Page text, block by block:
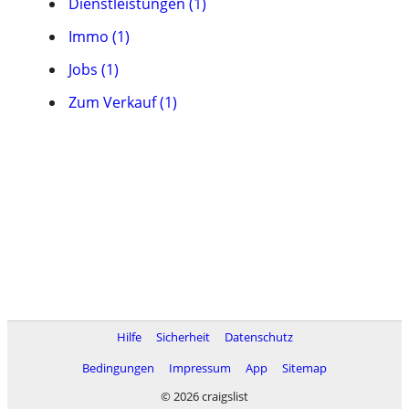
Immo (1)
Jobs (1)
Zum Verkauf (1)
Hilfe Sicherheit
Datenschutz
Bedingungen
Impressum App
Sitemap
© 2026 craigslist